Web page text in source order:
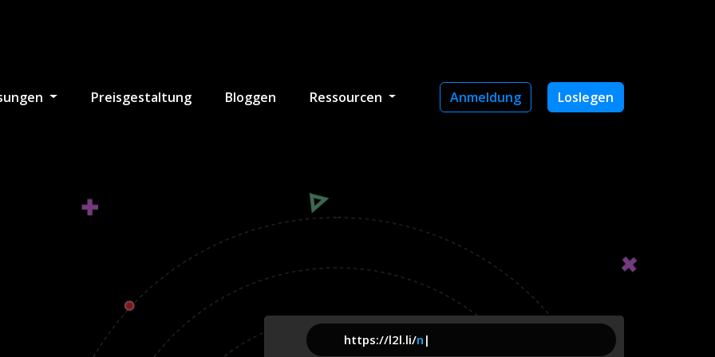
Preisgestaltung Bloggen Ressourcen Anmeldung Loslegen
https://l2l.li/name